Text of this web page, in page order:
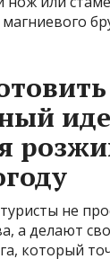
не
а делают
который